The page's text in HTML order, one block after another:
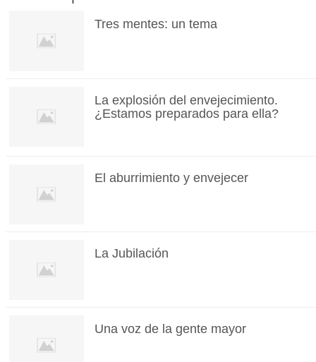
Tres mentes: un tema
La explosión del envejecimiento.
¿Estamos preparados para ella?
El aburrimiento y envejecer
La Jubilación
Una voz de la gente mayor